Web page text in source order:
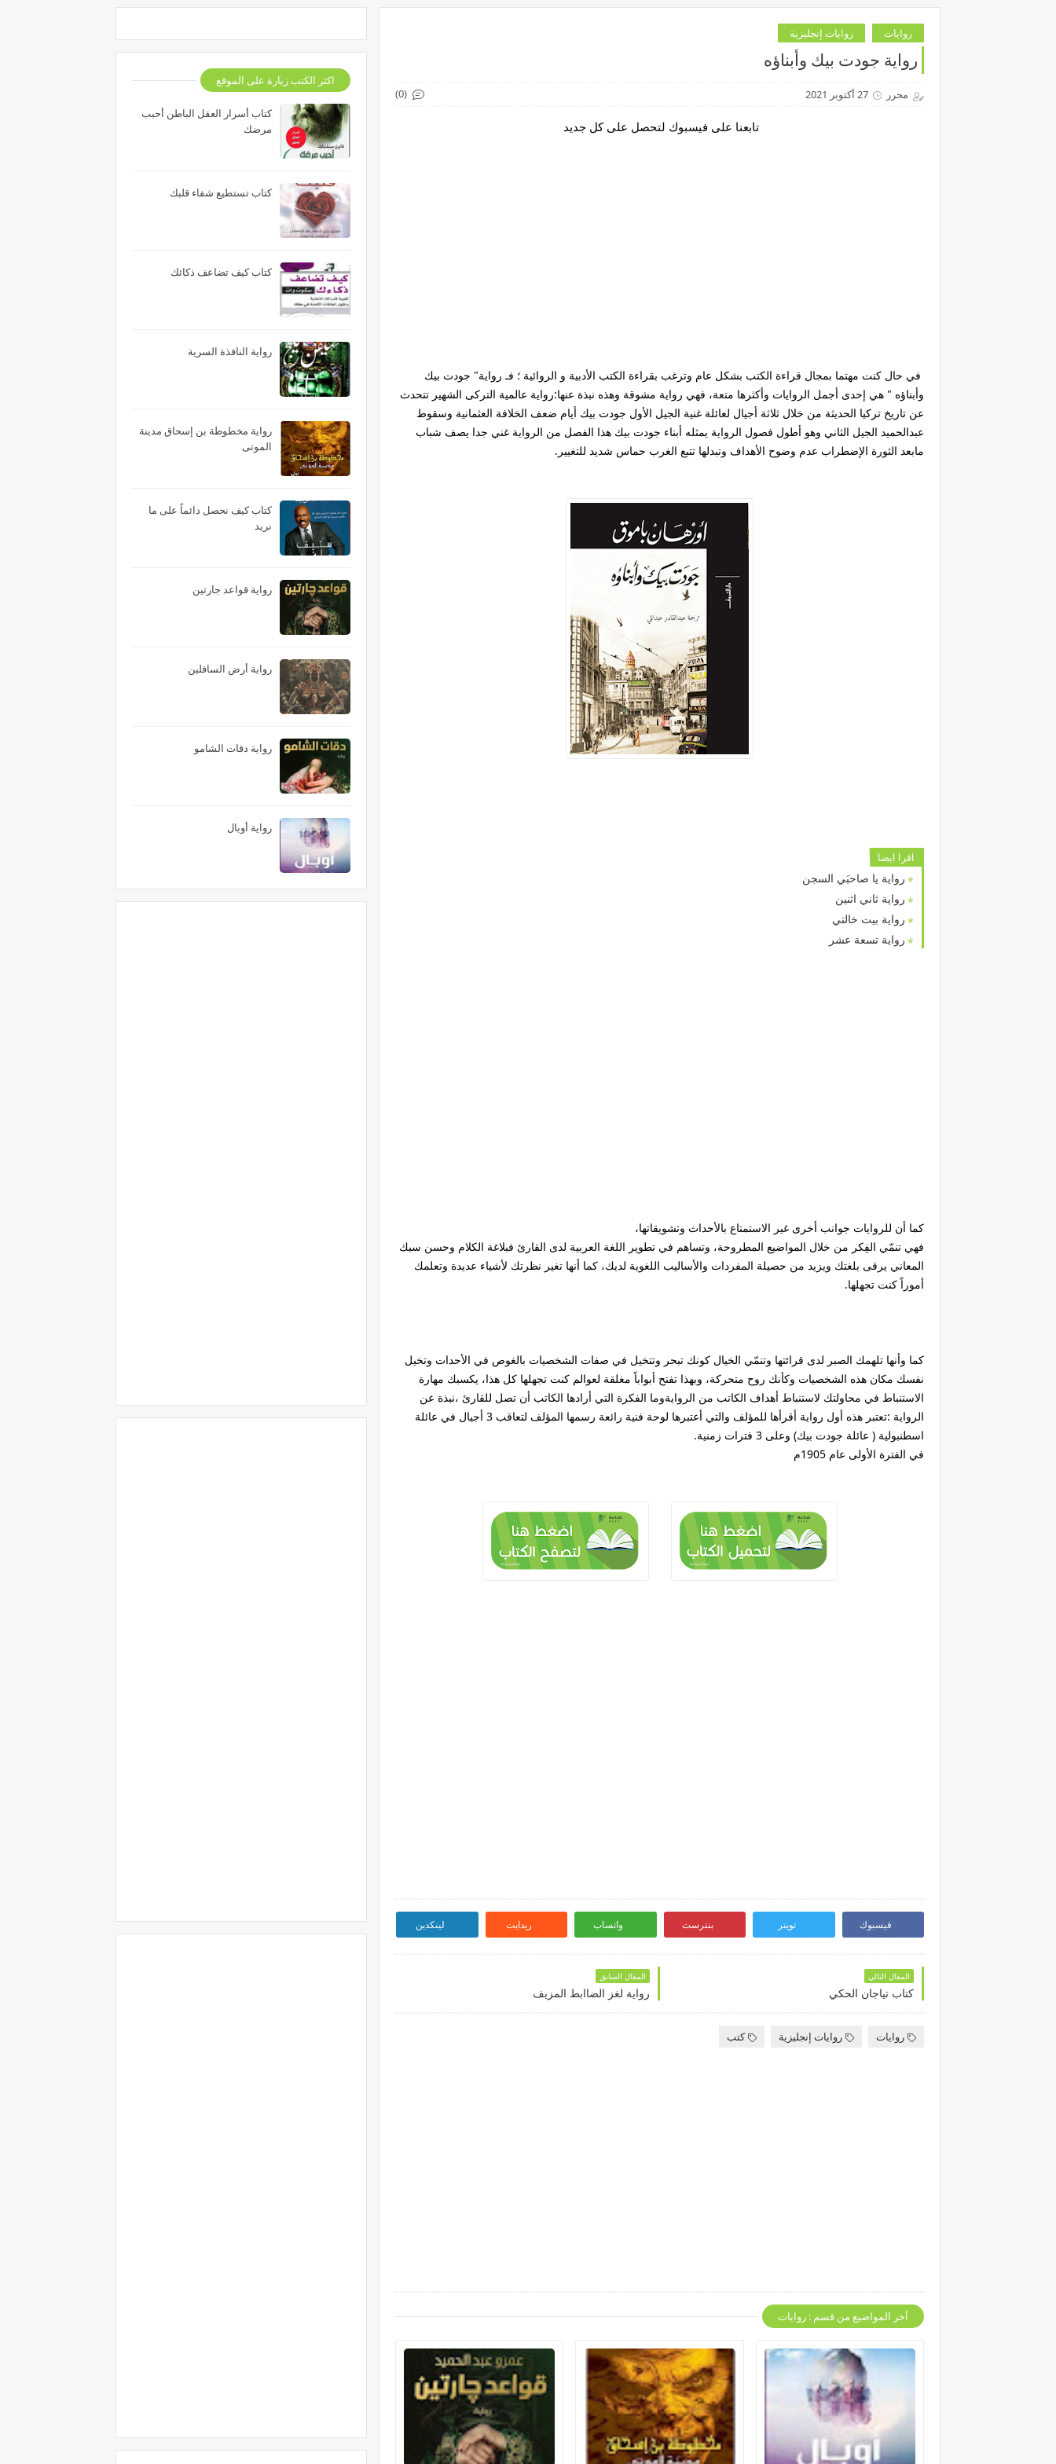
روايات روايات إنجليزية
رواية جودت بيك وأبناؤه
محرر 27 أكتوبر 2021 (0)
تابعنا على فيسبوك لتحصل على كل جديد
في حال كنت مهتما بمجال قراءة الكتب بشكل عام وترغب بقراءة الكتب الأدبية و الروائية ؛ فـ رواية" جودت بيك
وأبناؤه " هي إحدى أجمل الروايات وأكثرها متعة، فهي رواية مشوقة وهذه نبذة عنها:رواية عالمية التركى الشهير تتحدث
عن تاريخ تركيا الحديثة من خلال ثلاثة أجيال لعائلة غنية الجيل الأول جودت بيك أيام ضعف الخلافة العثمانية وسقوط
عبدالحميد الجيل الثاني وهو أطول فصول الرواية يمثله أبناء جودت بيك هذا الفصل من الرواية غني جدا يصف شباب
مابعد الثورة الإضطراب عدم وضوح الأهداف وتبدلها تتبع الغرب حماس شديد للتغيير.
اقرا ايضا
رواية يا صاحبَي السجن
رواية ثاني اثنين
رواية بيت خالتي
رواية تسعة عشر
كما أن للروايات جوانب أخرى غير الاستمتاع بالأحداث وتشويقاتها،
فهي تنمّي الفِكر من خلال المواضيع المطروحة، وتساهم في تطوير اللغة العربية لدى القارئ فبلاغة الكلام وحسن سبك
المعاني يرقى بلغتك ويزيد من حصيلة المفردات والأساليب اللغوية لديك، كما أنها تغير نظرتك لأشياء عديدة وتعلمك
أموراً كنت تجهلها.
كما وأنها تلهمك الصبر لدى قرائتها وتنمّي الخيال كونك تبحر وتتخيل في صفات الشخصيات بالغوص في الأحدات وتخيل
نفسك مكان هذه الشخصيات وكأنك روح متحركة، وبهذا تفتح أبواباً مغلقة لعوالم كنت تجهلها كل هذا، يكسبك مهارة
الاستنباط في محاولتك لاستنباط أهداف الكاتب من الروايةوما الفكرة التي أرادها الكاتب أن تصل للقارئ ،نبذة عن
الرواية :تعتبر هذه أول رواية أقرأها للمؤلف والتي أعتبرها لوحة فنية رائعة رسمها المؤلف لتعاقب 3 أجيال في عائلة
اسطنبولية ( عائلة جودت بيك) وعلى 3 فترات زمنية.
في الفترة الأولى عام 1905م
فيسبوك تويتر بنترست واتساب ريدايت لينكدين
المقال التالي
كتاب تياجان الحكي
المقال السابق
رواية لغز الضاابط المزيف
روايات روايات إنجليزية كتب
أخر المواضيع من قسم : روايات
اكثر الكتب زيارة على الموقع
كتاب أسرار العقل الباطن أحبب
مرضك
كتاب تستطيع شفاء قلبك
كتاب كيف تضاعف ذكائك
رواية النافذة السرية
رواية مخطوطة بن إسحاق مدينة
الموتى
كتاب كيف نحصل دائماً على ما
نريد
رواية قواعد جارتين
رواية أرض السافلين
رواية دقات الشامو
رواية أوبال